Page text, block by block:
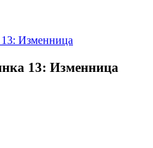
13: Изменница